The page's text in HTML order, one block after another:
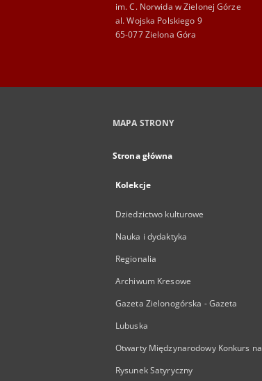
im. C. Norwida w Zielonej Górze
al. Wojska Polskiego 9
65-077 Zielona Góra
MAPA STRONY
Strona główna
Kolekcje
Dziedzictwo kulturowe
Nauka i dydaktyka
Regionalia
Archiwum Kresowe
Gazeta Zielonogórska - Gazeta
Lubuska
Otwarty Międzynarodowy Konkurs na
Rysunek Satyryczny